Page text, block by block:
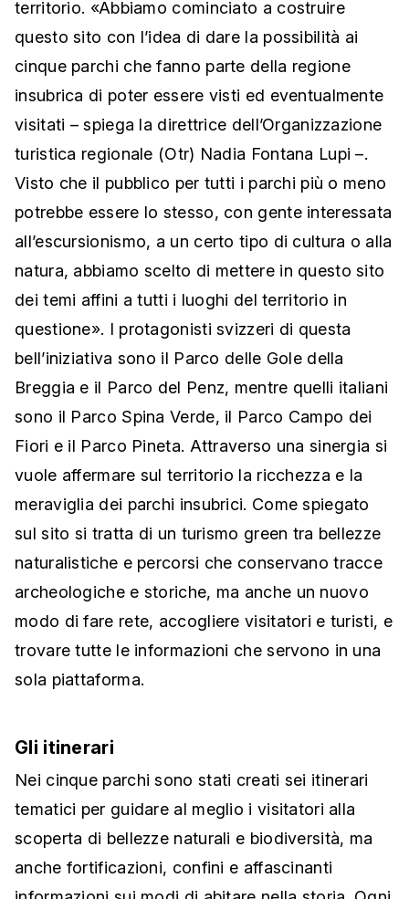
territorio. «Abbiamo cominciato a costruire
questo sito con l’idea di dare la possibilità ai
cinque parchi che fanno parte della regione
insubrica di poter essere visti ed eventualmente
visitati – spiega la direttrice dell’Organizzazione
turistica regionale (Otr) Nadia Fontana Lupi –.
Visto che il pubblico per tutti i parchi più o meno
potrebbe essere lo stesso, con gente interessata
all’escursionismo, a un certo tipo di cultura o alla
natura, abbiamo scelto di mettere in questo sito
dei temi affini a tutti i luoghi del territorio in
questione». I protagonisti svizzeri di questa
bell’iniziativa sono il Parco delle Gole della
Breggia e il Parco del Penz, mentre quelli italiani
sono il Parco Spina Verde, il Parco Campo dei
Fiori e il Parco Pineta. Attraverso una sinergia si
vuole affermare sul territorio la ricchezza e la
meraviglia dei parchi insubrici. Come spiegato
sul sito si tratta di un turismo green tra bellezze
naturalistiche e percorsi che conservano tracce
archeologiche e storiche, ma anche un nuovo
modo di fare rete, accogliere visitatori e turisti, e
trovare tutte le informazioni che servono in una
sola piattaforma.
Gli itinerari
Nei cinque parchi sono stati creati sei itinerari
tematici per guidare al meglio i visitatori alla
scoperta di bellezze naturali e biodiversità, ma
anche fortificazioni, confini e affascinanti